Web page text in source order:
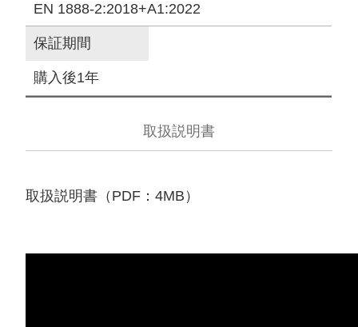
EN 1888-2:2018+A1:2022
保証期間
購入後1年
取扱説明書
取扱説明書（PDF：4MB）